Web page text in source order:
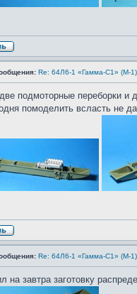
Re: 64Л6-1 «Гамма-С1» (М-
подмоторные переборки и
помоделить всласть не
Re: 64Л6-1 «Гамма-С1» (М-
на завтра заготовку